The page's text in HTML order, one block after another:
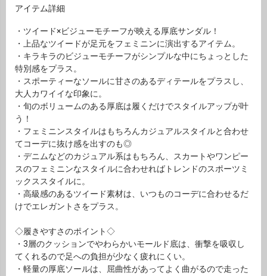
アイテム詳細
・ツイード×ビジューモチーフが映える厚底サンダル！
・上品なツイードが足元をフェミニンに演出するアイテム。
・キラキラのビジューモチーフがシンプルな中にちょっとした
特別感をプラス。
・スポーティーなソールに甘さのあるディテールをプラスし、
大人カワイイな印象に。
・旬のボリュームのある厚底は履くだけでスタイルアップが叶
う！
・フェミニンスタイルはもちろんカジュアルスタイルと合わせ
てコーデに抜け感を出すのも◎
・デニムなどのカジュアル系はもちろん、スカートやワンピー
スのフェミニンなスタイルに合わせればトレンドのスポーツミ
ックススタイルに。
・高級感のあるツイード素材は、いつものコーデに合わせるだ
けでエレガントさをプラス。
◇履きやすさのポイント◇
・3層のクッションでやわらかいモールド底は、衝撃を吸収し
てくれるので足への負担が少なく疲れにくい。
・軽量の厚底ソールは、屈曲性があってよく曲がるので走った